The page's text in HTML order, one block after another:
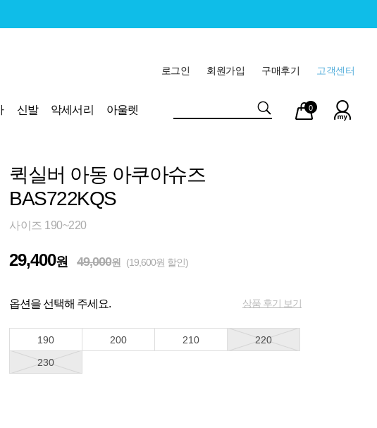
고객센터
구매후기
회원가입
로그인
신발 악세서리
아울렛
마이
페이
장바
구니
0
퀵실버 아동 아쿠아슈즈
BAS722KQS
사이즈 190~220
29,400원 49,000원 (19,600원 할인)
옵션을 선택해 주세요. 상품 후기 보기
190 200 210
220
230